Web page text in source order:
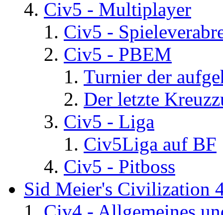
Civ5 - Multiplayer
Civ5 -
Civ5 - PBEM
Turnier der
Der letzte
Civ5 - Liga
Civ5Liga auf BF
Civ5 - Pitboss
Sid Meier's Civilization